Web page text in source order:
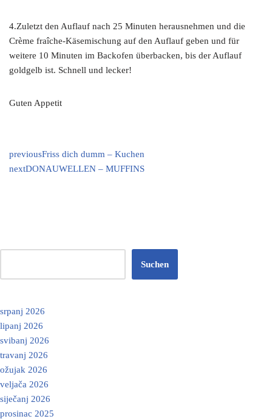
4.Zuletzt den Auflauf nach 25 Minuten herausnehmen und die
Crème fraîche-Käsemischung auf den Auflauf geben und für
weitere 10 Minuten im Backofen überbacken, bis der Auflauf
goldgelb ist. Schnell und lecker!
Guten Appetit
previousFriss dich dumm – Kuchen
nextDONAUWELLEN – MUFFINS
Suchen
srpanj 2026
lipanj 2026
svibanj 2026
travanj 2026
ožujak 2026
veljača 2026
siječanj 2026
prosinac 2025